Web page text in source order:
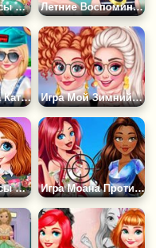
Игра Принцессы в Ожидании Пасхи Летние Воспоминания Принцесс
Игра Практика Катания на Коньках Игра Мой Зимний Шарф в Стиле Каваи
Игра Принцессы в Кампусе Игра Моана Против Ариэль